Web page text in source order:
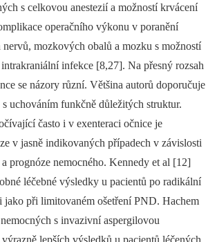
s celkovou anestezií a možností krvácení
operačního výkonu v poranění
mozkových obalů a mozku s možností
infekce [8,27]. Na přesný rozsah
se názory různí. Většina autorů doporučuje
uchováním funkčně důležitých struktur.
často i v exenteraci očnice je
v jasně indikovaných případech v závislosti
prognóze nemocného. Kennedy et al [12]
léčebné výsledky u pacientů po radikální
jako při limitovaném ošetření PND. Hachem
s invazivní aspergilovou
lepších výsledků u pacientů léčených